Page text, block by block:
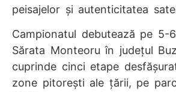
peisajelor și autenticitatea
Campionatul debutează pe 5-
Sărata Monteoru în județul
cuprinde cinci etape
zone pitorești ale țării, pe